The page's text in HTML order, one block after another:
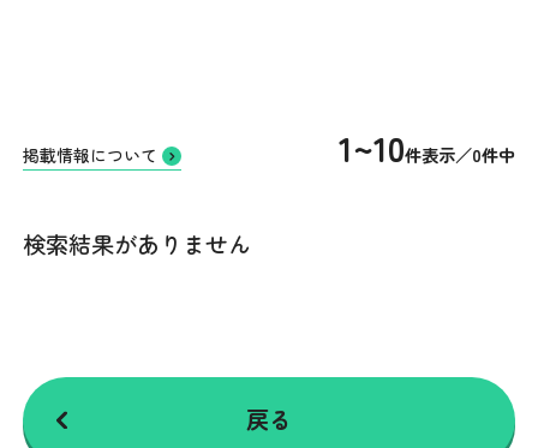
掲載情報について 1~10件表示／0件中
検索結果がありません
戻る